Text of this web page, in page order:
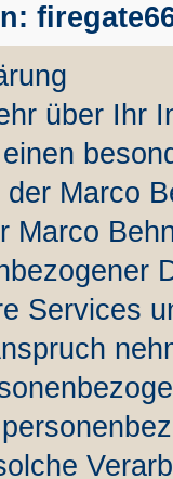
über Ihr
Marco
Marco
Services